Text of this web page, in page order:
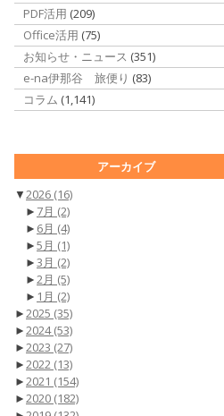
PDF活用 (209)
Office活用 (75)
お知らせ・ニュース (351)
e-na伊那谷 旅便り (83)
コラム (1,141)
アーカイブ
▼2026 (16)
► 7月 (2)
► 6月 (4)
►5月 (1)
►3月 (2)
►2月 (5)
► 1月 (2)
►2025 (35)
►2024(53)
►2023 (27)
►2022 (13)
►2021 (154)
►2020 (182)